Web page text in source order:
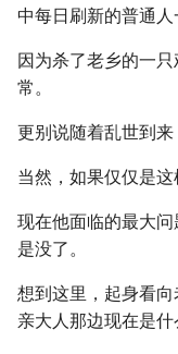
中每日刷新的普通人
因为杀了老乡的一
常。
更别说随着乱世到来
当然，如果仅仅是这
现在他面临的最大
是没了。
想到这里，起身看
亲大人那边现在是什